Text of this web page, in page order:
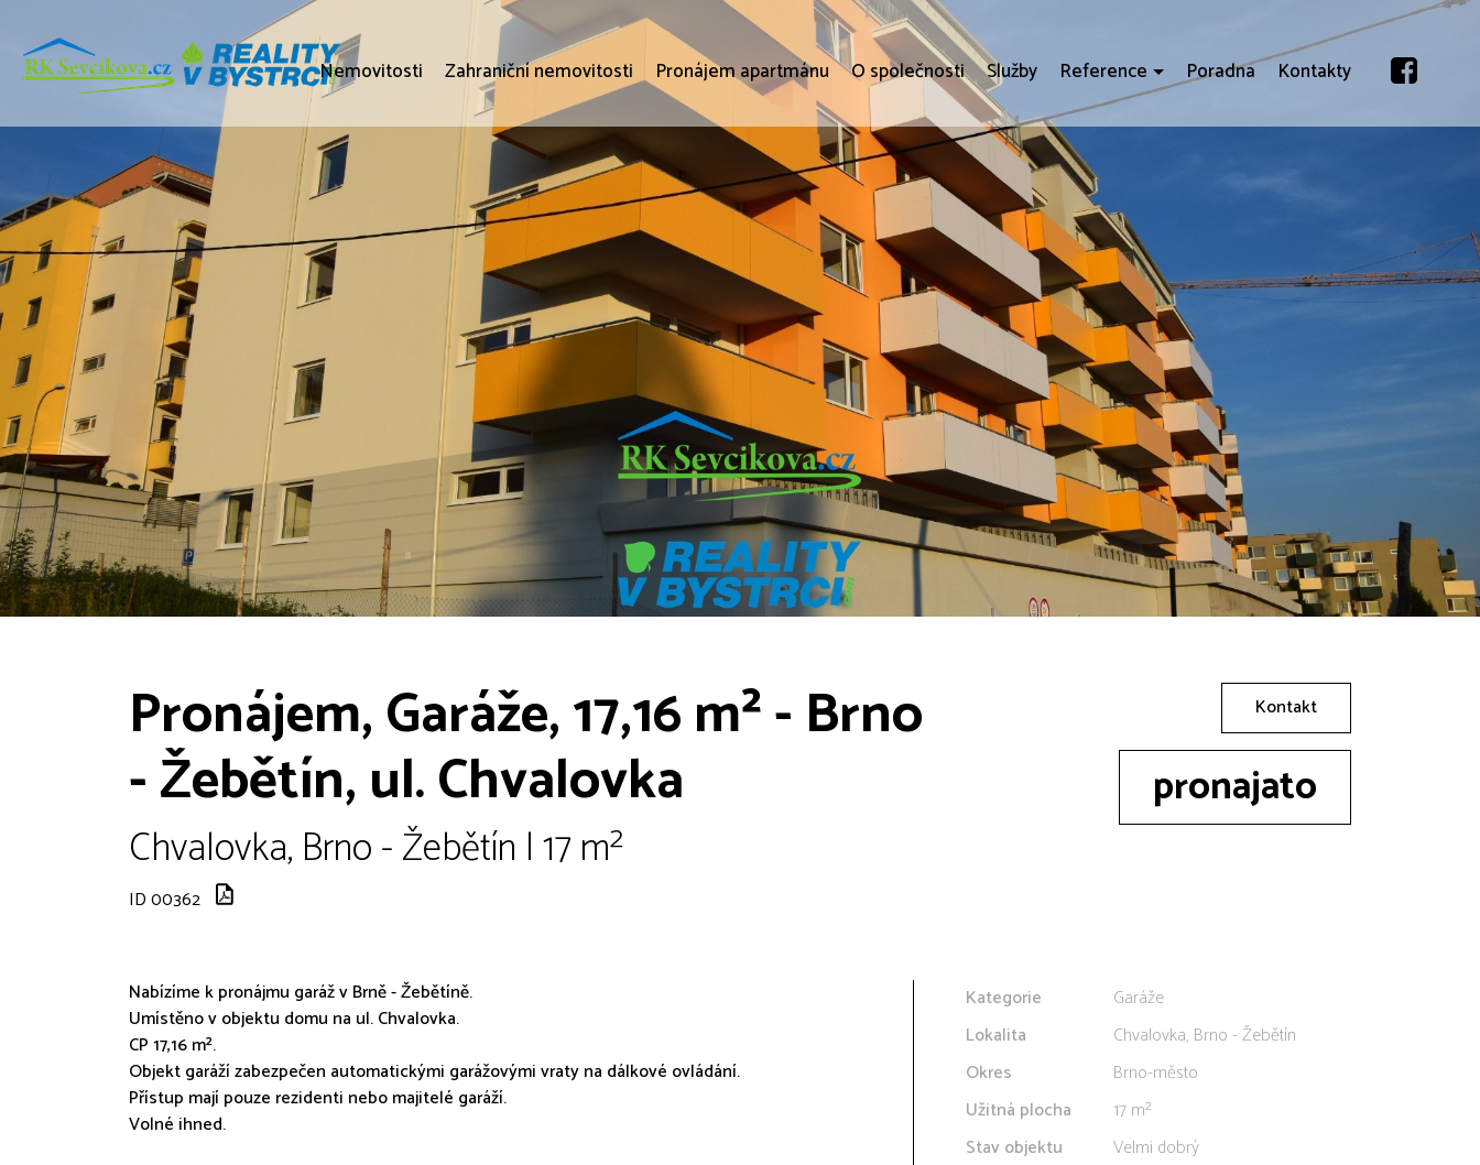
Nemovitosti Zahraniční nemovitosti Pronájem apartmánu O společnosti Služby Reference Poradna Kontakty
Pronájem, Garáže, 17,16 m² - Brno
- Žebětín, ul. Chvalovka
Chvalovka, Brno - Žebětín | 17 m²
ID 00362
Kontakt
pronajato
Nabízíme k pronájmu garáž v Brně - Žebětíně.
Umístěno v objektu domu na ul. Chvalovka.
CP 17,16 m².
Objekt garáží zabezpečen automatickými garážovými vraty na dálkové ovládání.
Přístup mají pouze rezidenti nebo majitelé garáží.
Volné ihned.
Kategorie
Garáže
Lokalita
Chvalovka, Brno - Žebětín
Okres
Brno-město
Užitná plocha
17 m²
Stav objektu
Velmi dobrý